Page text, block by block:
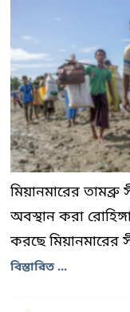
মিয়ানমারের তামব্রু
অবস্থান করা
করছে মিয়ানমারের
বিস্তারিত ...